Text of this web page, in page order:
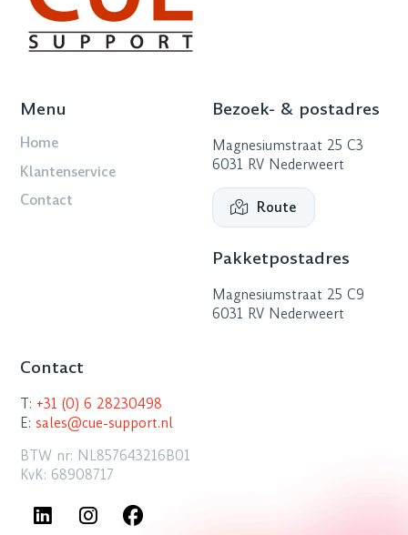
Menu
Home
Klantenservice
Contact
Bezoek- & postadres
Magnesiumstraat 25 C3
6031 RV Nederweert
Route
Pakketpostadres
Magnesiumstraat 25 C9
6031 RV Nederweert
Contact
T: +31 (0) 6 28230498
E:sales@cue-support.nl
BTW nr: NL857643216B01
KvK: 68908717